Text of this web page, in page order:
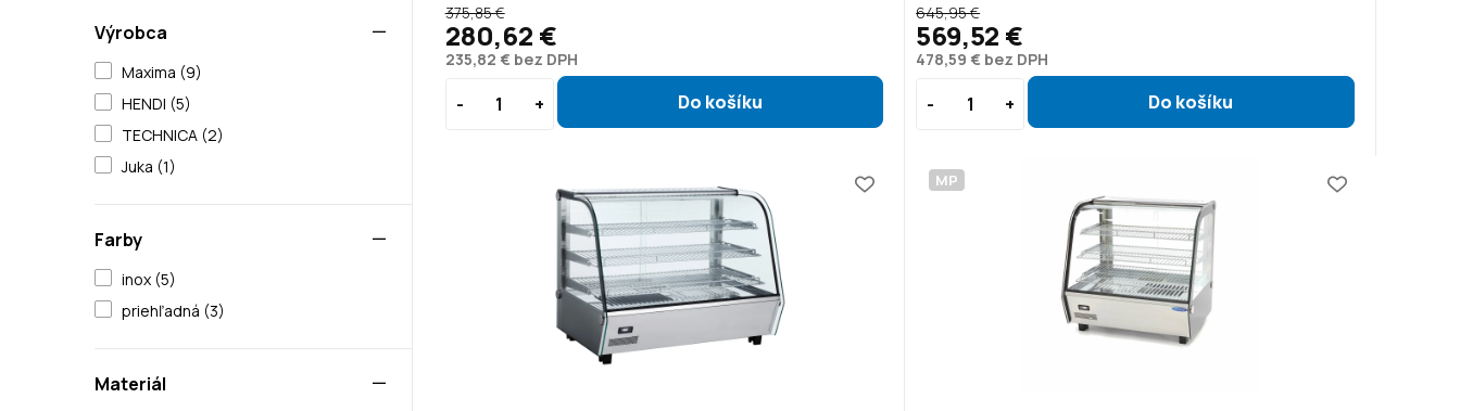
Výrobca
Maxima (9)
HENDI (5)
TECHNICA (2)
Juka (1)
Farby
inox (5)
priehľadná (3)
Materiál
235,82 € bez DPH
375,85 €
280,62 €
478,59 € bez DPH
645,95 €
569,52 €
MP